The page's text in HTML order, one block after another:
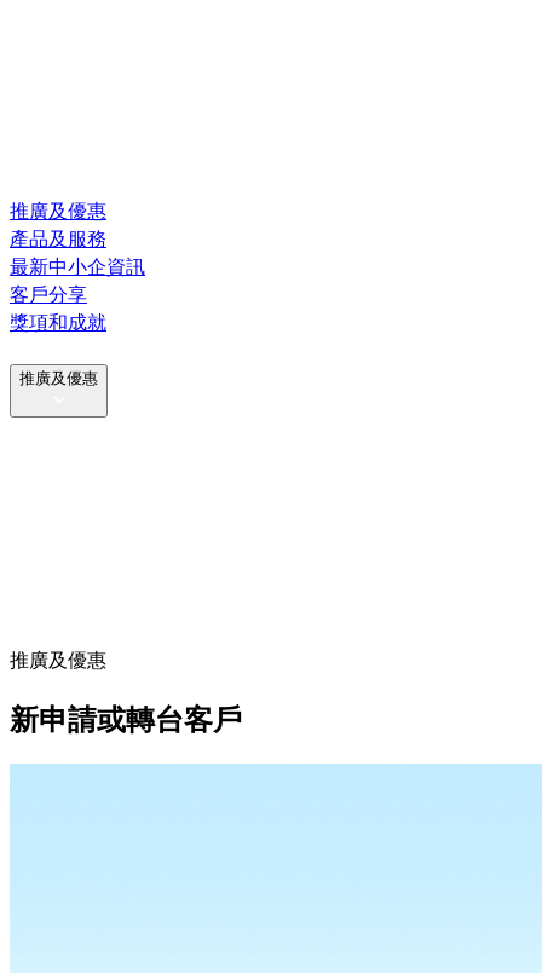
推廣及優惠
產品及服務
最新中小企資訊
客戶分享
獎項和成就
推廣及優惠
推廣及優惠
新申請或轉台客戶